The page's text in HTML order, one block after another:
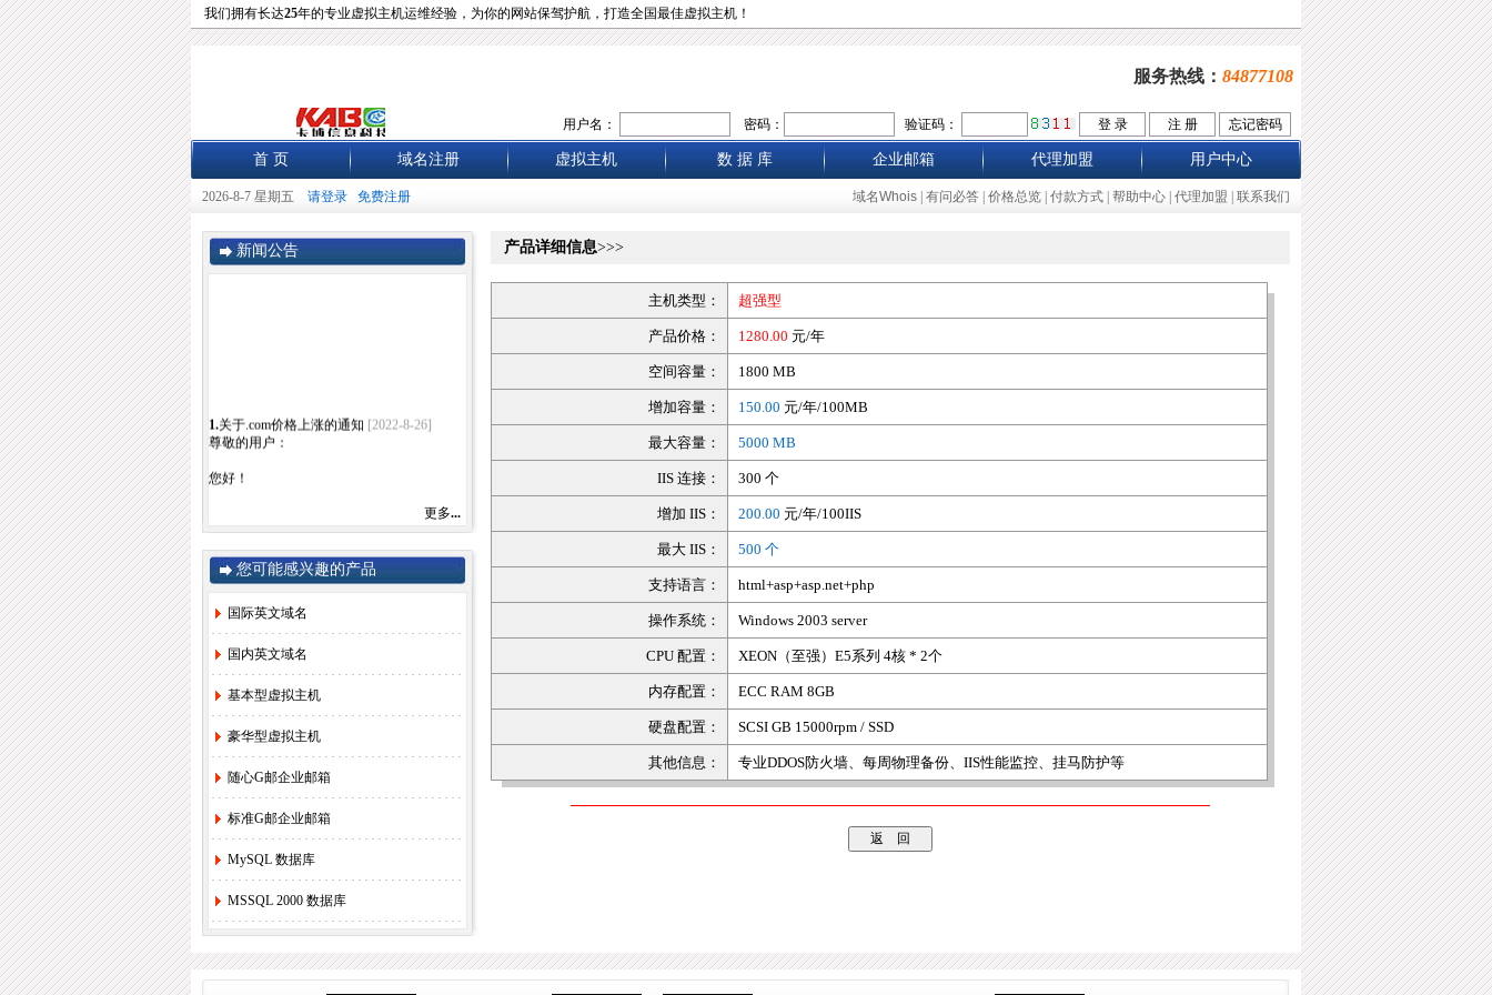
我们拥有长达25年的专业虚拟主机运维经验，为你的网站保驾护航，打造全国最佳虚拟主机！
服务热线： 84877108
用户名： 密码： 验证码：
首 页 域名注册 虚拟主机 数 据 库 企业邮箱 代理加盟 用户中心
2026-8-7 星期五 请登录 免费注册 域名Whois 有问必答 价格总览 付款方式 帮助中心 代理加盟 联系我们
新闻公告
1. 关于.com价格上涨的通知 [2022-8-26]
尊敬的用户：
您好！
感谢您一直以来对赛友在线的关注和支持！
调整。
.com注册首年以及续费上涨幅度5元/每年，
如果您需要使用，管理以上业务，敬请您提
早办理，谢谢!
赛友在线
2022年08月26日
2.关于《全面实行域名实名制》的紧急通
知！ [2022-6-23]
3.关于.com价格调整的通知
香港独享服务器69硬件升级通知！
3-24]
5. 香港服务器机房线路升级维护通知
8-21]
更多...
您可能感兴趣的产品
国际英文域名
国内英文域名
基本型虚拟主机
豪华型虚拟主机
随心G邮企业邮箱
标准G邮企业邮箱
MySQL 数据库
MSSQL 2000 数据库
产品详细信息>>>
主机类型： 超强型
产品价格： 1280.00 元/年
空间容量： 1800 MB
增加容量： 150.00 元/年/100MB
最大容量： 5000 MB
IIS 连接： 300 个
增加 IIS： 200.00 元/年/100IIS
最大 IIS： 500 个
支持语言： html+asp+asp.net+php
操作系统： Windows 2003 server
CPU 配置： XEON（至强）E5系列 4核 * 2个
内存配置： ECC RAM 8GB
硬盘配置： SCSI GB 15000rpm / SSD
其他信息： 专业DDOS防火墙、每周物理备份、IIS性能监控、挂马防护等